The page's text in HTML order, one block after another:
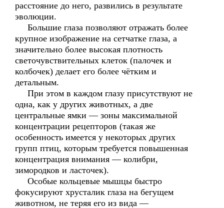
расстояние до него, развились в результате
эволюции.
Большие глаза позволяют отражать более
крупное изображение на сетчатке глаза, а
значительно более высокая плотность
светочувствительных клеток (палочек и
колбочек) делает его более чётким и
детальным.
При этом в каждом глазу присутствуют не
одна, как у других животных, а две
центральные ямки — зоны максимальной
концентрации рецепторов (такая же
особенность имеется у некоторых других
групп птиц, которым требуется повышенная
концентрация внимания — колибри,
зимородков и ласточек).
Особые кольцевые мышцы быстро
фокусируют хрусталик глаза на бегущем
животном, не теряя его из вида —